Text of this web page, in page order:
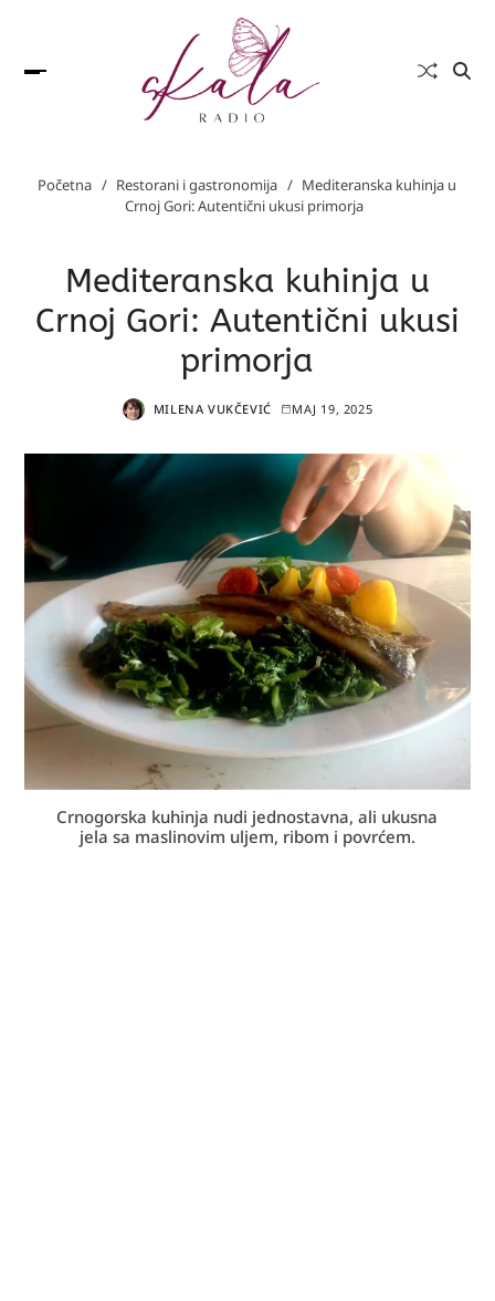
Početna Restorani i gastronomija
Mediteranska kuhinja u
Crnoj Gori: Autentični ukusi primorja
Mediteranska kuhinja u
Crnoj Gori: Autentični ukusi
primorja
MILENA VUKČEVIĆ MAJ 19, 2025
Crnogorska kuhinja nudi jednostavna, ali ukusna
jela sa maslinovim uljem, ribom i povrćem.